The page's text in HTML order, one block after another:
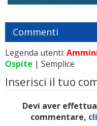
Commenti
Legenda utenti:
Ospite | Semplice
Inserisci il tuo
Devi aver
commentare,